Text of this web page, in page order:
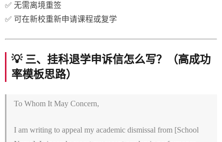
✅ 无需离境重签
✅ 可在新校重新申请课程或复学
💡 三、挂科退学申诉信怎么写？（高成功
率模板思路）
To Whom It May Concern,
I am writing to appeal my academic dismissal from [School